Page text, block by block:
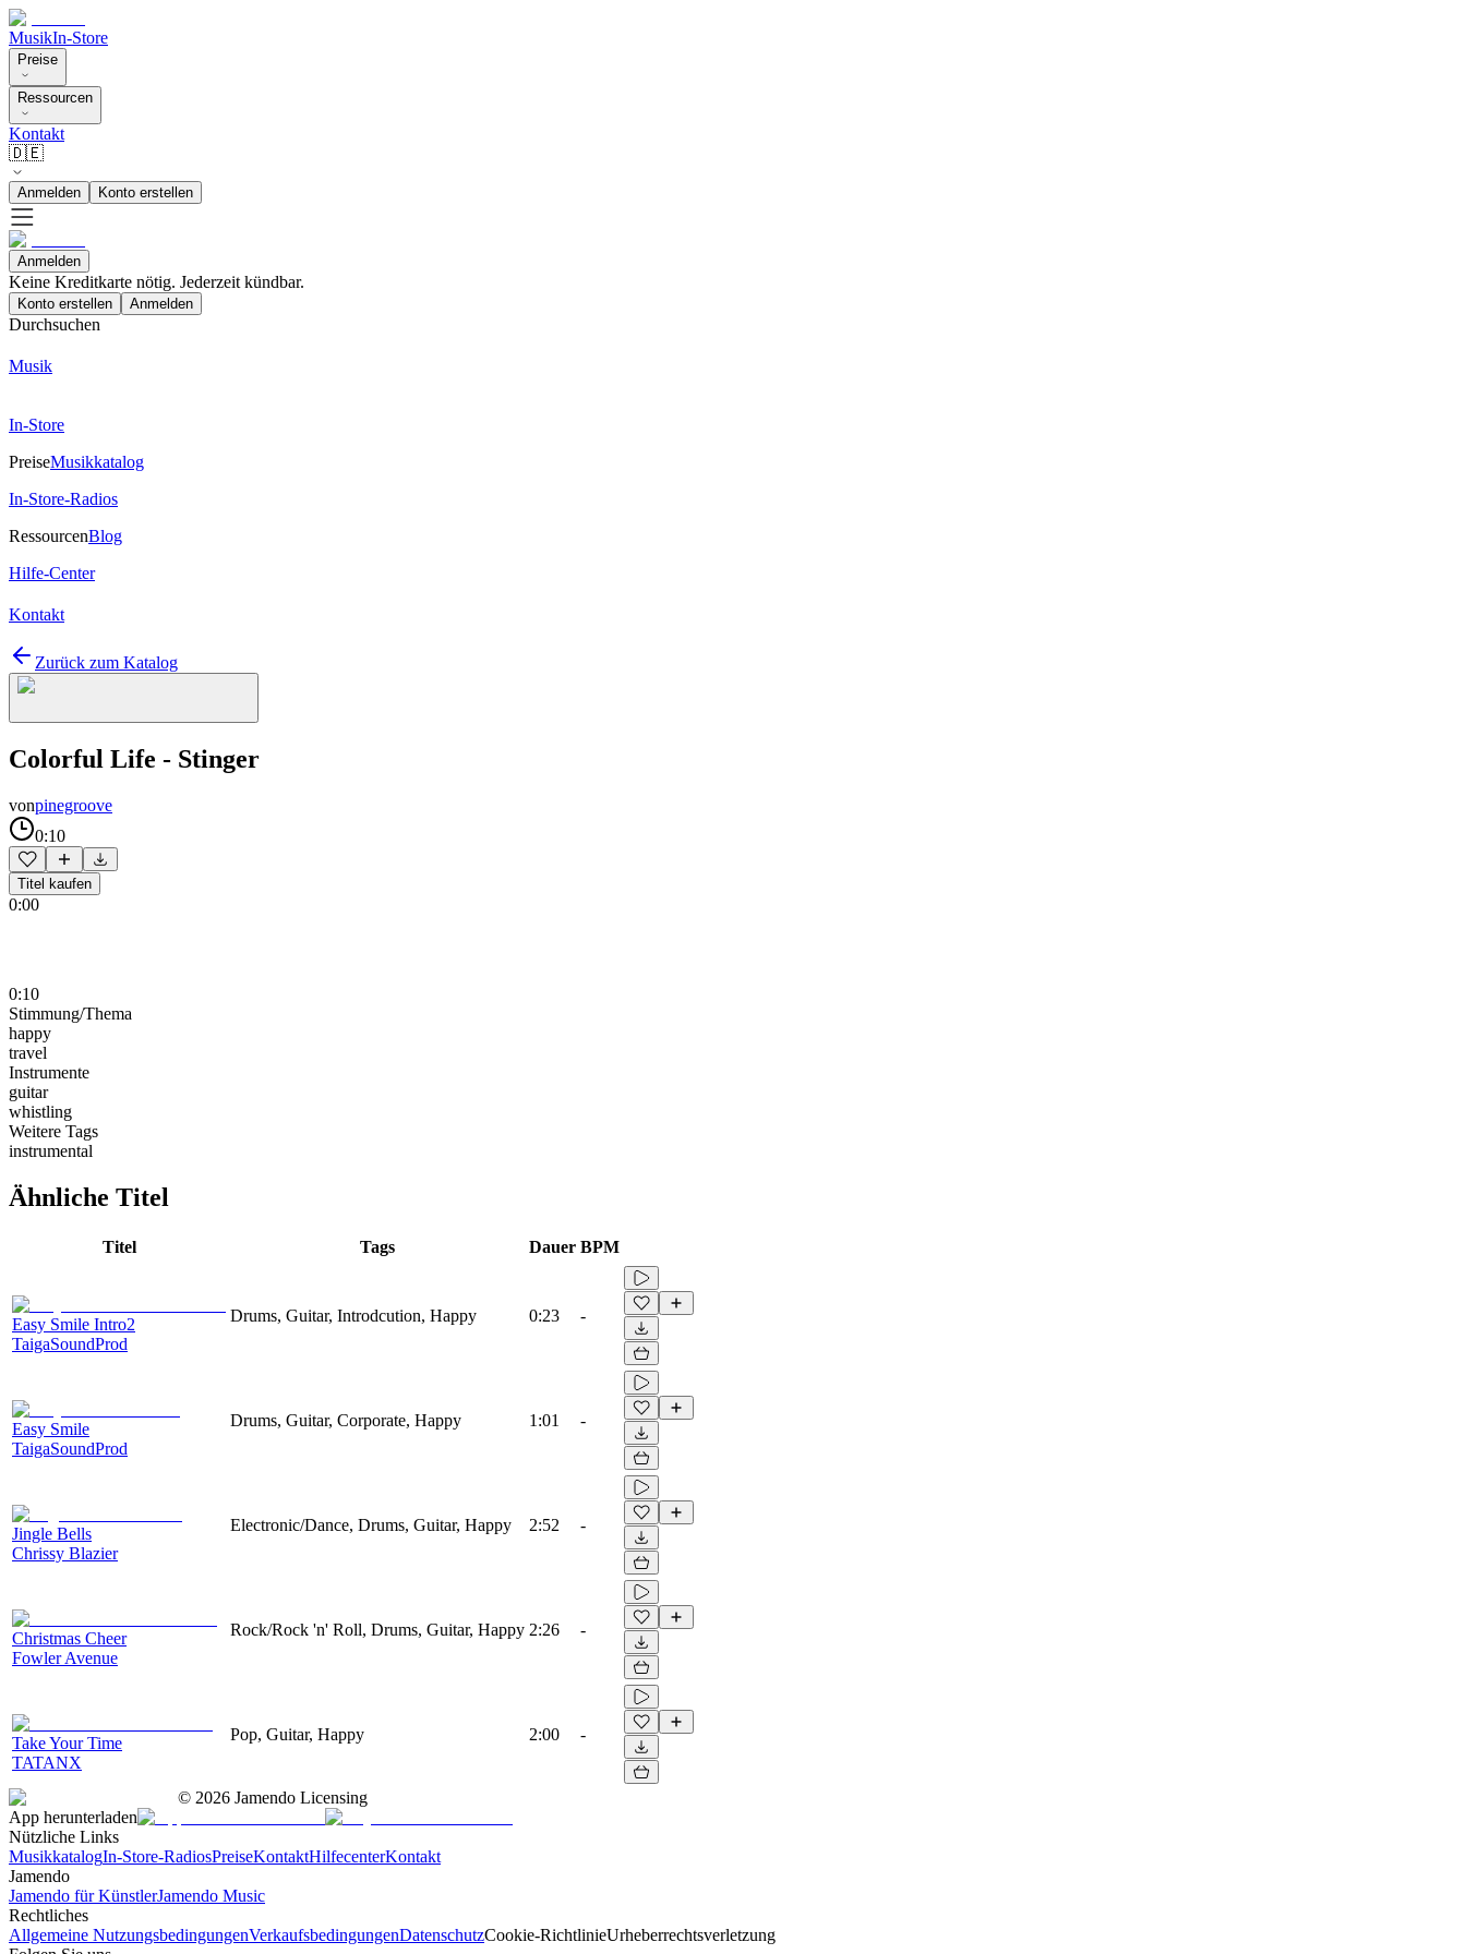
MusikIn-Store
Preise
Ressourcen
Kontakt
🇩🇪
Anmelden Konto erstellen
Anmelden
Keine Kreditkarte nötig. Jederzeit kündbar.
Konto erstellen Anmelden
Durchsuchen
Musik
In-Store
PreiseMusikkatalog
In-Store-Radios
RessourcenBlog
Hilfe-Center
Kontakt
Zurück zum Katalog
Colorful Life - Stinger
vonpinegroove
0:10
Titel kaufen
0:00
0:10
Stimmung/Thema
happy
travel
Instrumente
guitar
whistling
Weitere Tags
instrumental
Ähnliche Titel
Titel Tags Dauer BPM
Easy Smile Intro2
TaigaSoundProd
Drums, Guitar, Introdcution, Happy 0:23 -
Easy Smile
TaigaSoundProd
Drums, Guitar, Corporate, Happy 1:01 -
Jingle Bells
Chrissy Blazier
Electronic/Dance, Drums, Guitar, Happy 2:52 -
Christmas Cheer
Fowler Avenue
Rock/Rock 'n' Roll, Drums, Guitar, Happy 2:26 -
Take Your Time
TATANX
Pop, Guitar, Happy 2:00 -
© 2026 Jamendo Licensing
App herunterladen
Nützliche Links
MusikkatalogIn-Store-RadiosPreiseKontaktHilfecenterKontakt
Jamendo
Jamendo für KünstlerJamendo Music
Rechtliches
Allgemeine NutzungsbedingungenVerkaufsbedingungenDatenschutzCookie-RichtlinieUrheberrechtsverletzung